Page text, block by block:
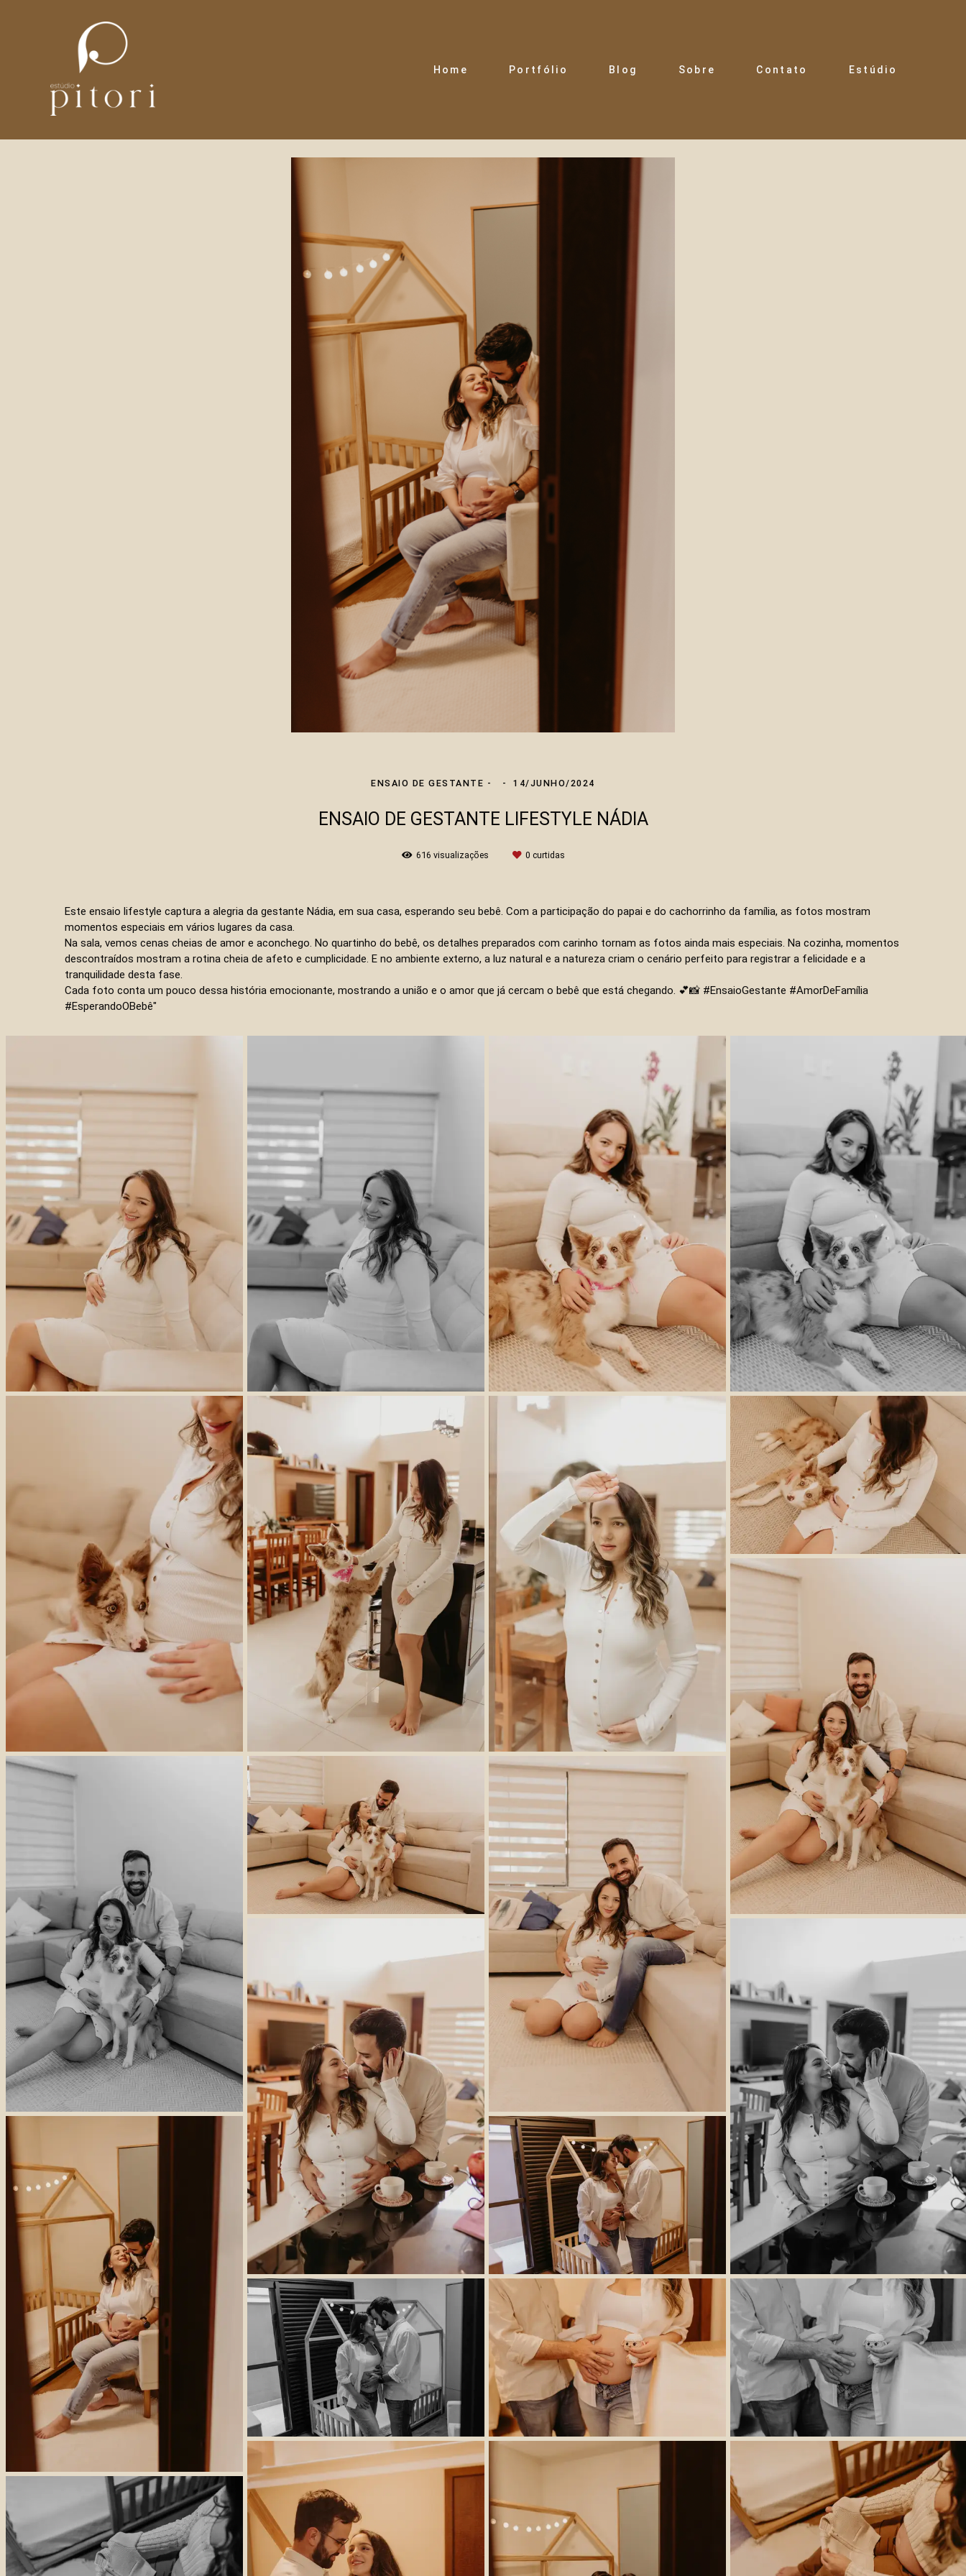
Home Portfólio Blog Sobre Contato Estúdio
ENSAIO DE GESTANTE 14/JUNHO/2024
ENSAIO DE GESTANTE LIFESTYLE NÁDIA
616 visualizações 0 curtidas
Este ensaio lifestyle captura a alegria da gestante Nádia, em sua casa, esperando seu bebê. Com a participação do papai e do cachorrinho da família, as fotos mostram
momentos especiais em vários lugares da casa.
Na sala, vemos cenas cheias de amor e aconchego. No quartinho do bebê, os detalhes preparados com carinho tornam as fotos ainda mais especiais. Na cozinha, momentos
descontraídos mostram a rotina cheia de afeto e cumplicidade. E no ambiente externo, a luz natural e a natureza criam o cenário perfeito para registrar a felicidade e a
tranquilidade desta fase.
Cada foto conta um pouco dessa história emocionante, mostrando a união e o amor que já cercam o bebê que está chegando. 💕📸 #EnsaioGestante #AmorDeFamília
#EsperandoOBebê"